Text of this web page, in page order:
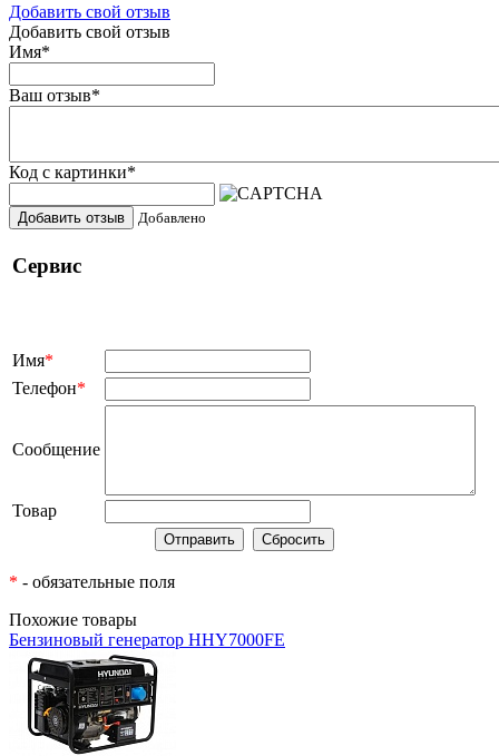
Добавить свой отзыв
Добавить свой отзыв
Имя*
Ваш отзыв*
Код с картинки*
Добавить отзыв Добавлено
Сервис
Имя*
Телефон*
Сообщение
Товар
* - обязательные поля
Похожие товары
Бензиновый генератор HHY7000FE